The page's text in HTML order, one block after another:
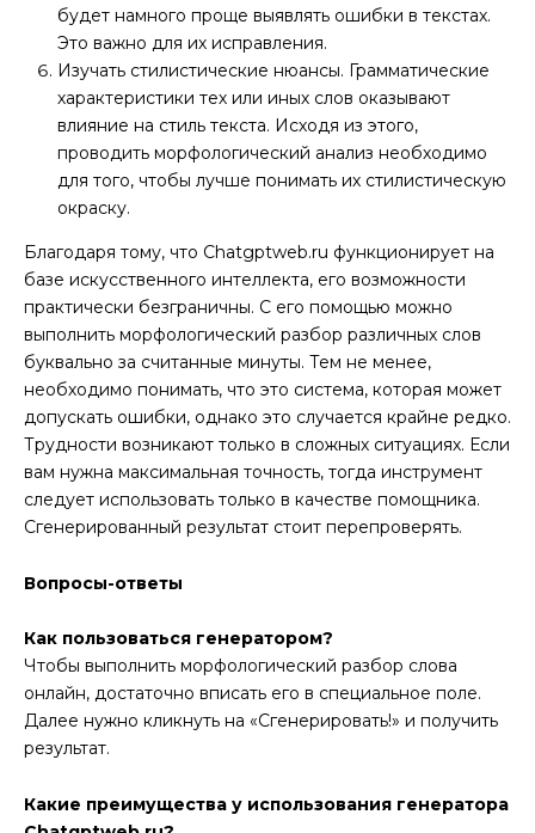
будет намного проще выявлять ошибки в текстах.
Это важно для их исправления.
Изучать стилистические нюансы. Грамматические
характеристики тех или иных слов оказывают
влияние на стиль текста. Исходя из этого,
проводить морфологический анализ необходимо
для того, чтобы лучше понимать их стилистическую
окраску.
Благодаря тому, что Chatgptweb.ru функционирует на
базе искусственного интеллекта, его возможности
практически безграничны. С его помощью можно
выполнить морфологический разбор различных слов
буквально за считанные минуты. Тем не менее,
необходимо понимать, что это система, которая может
допускать ошибки, однако это случается крайне редко.
Трудности возникают только в сложных ситуациях. Если
вам нужна максимальная точность, тогда инструмент
следует использовать только в качестве помощника.
Сгенерированный результат стоит перепроверять.
Вопросы-ответы
Как пользоваться генератором?
Чтобы выполнить морфологический разбор слова
онлайн, достаточно вписать его в специальное поле.
Далее нужно кликнуть на «Сгенерировать!» и получить
результат.
Какие преимущества у использования генератора